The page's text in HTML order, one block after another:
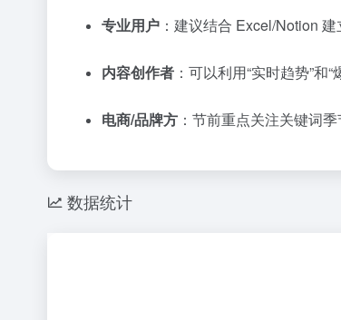
专业用户 ：建议结合 Excel/Notion
内容创作者 ：可以利用“实时趋势”和
电商/品牌方 ：节前重点关注关键词
数据统计